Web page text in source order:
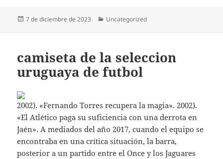
Publicado
7 de diciembre de 2023 Categorías
Uncategorized
camiseta de la seleccion
uruguaya de futbol
2002). «Fernando Torres recupera la magia». 2002).
«El Atlético paga su suficiencia con una derrota en
Jaén». A mediados del año 2017, cuando el equipo se
encontraba en una crítica situación, la barra,
posterior a un partido entre el Once y los Jaguares